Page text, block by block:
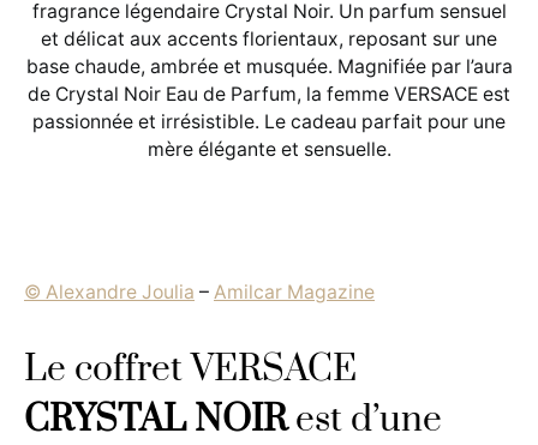
fragrance légendaire Crystal Noir. Un parfum sensuel
et délicat aux accents florientaux, reposant sur une
base chaude, ambrée et musquée. Magnifiée par l’aura
de Crystal Noir Eau de Parfum, la femme VERSACE est
passionnée et irrésistible. Le cadeau parfait pour une
mère élégante et sensuelle.
© Alexandre Joulia – Amilcar Magazine
Le coffret VERSACE
CRYSTAL NOIRest d’une